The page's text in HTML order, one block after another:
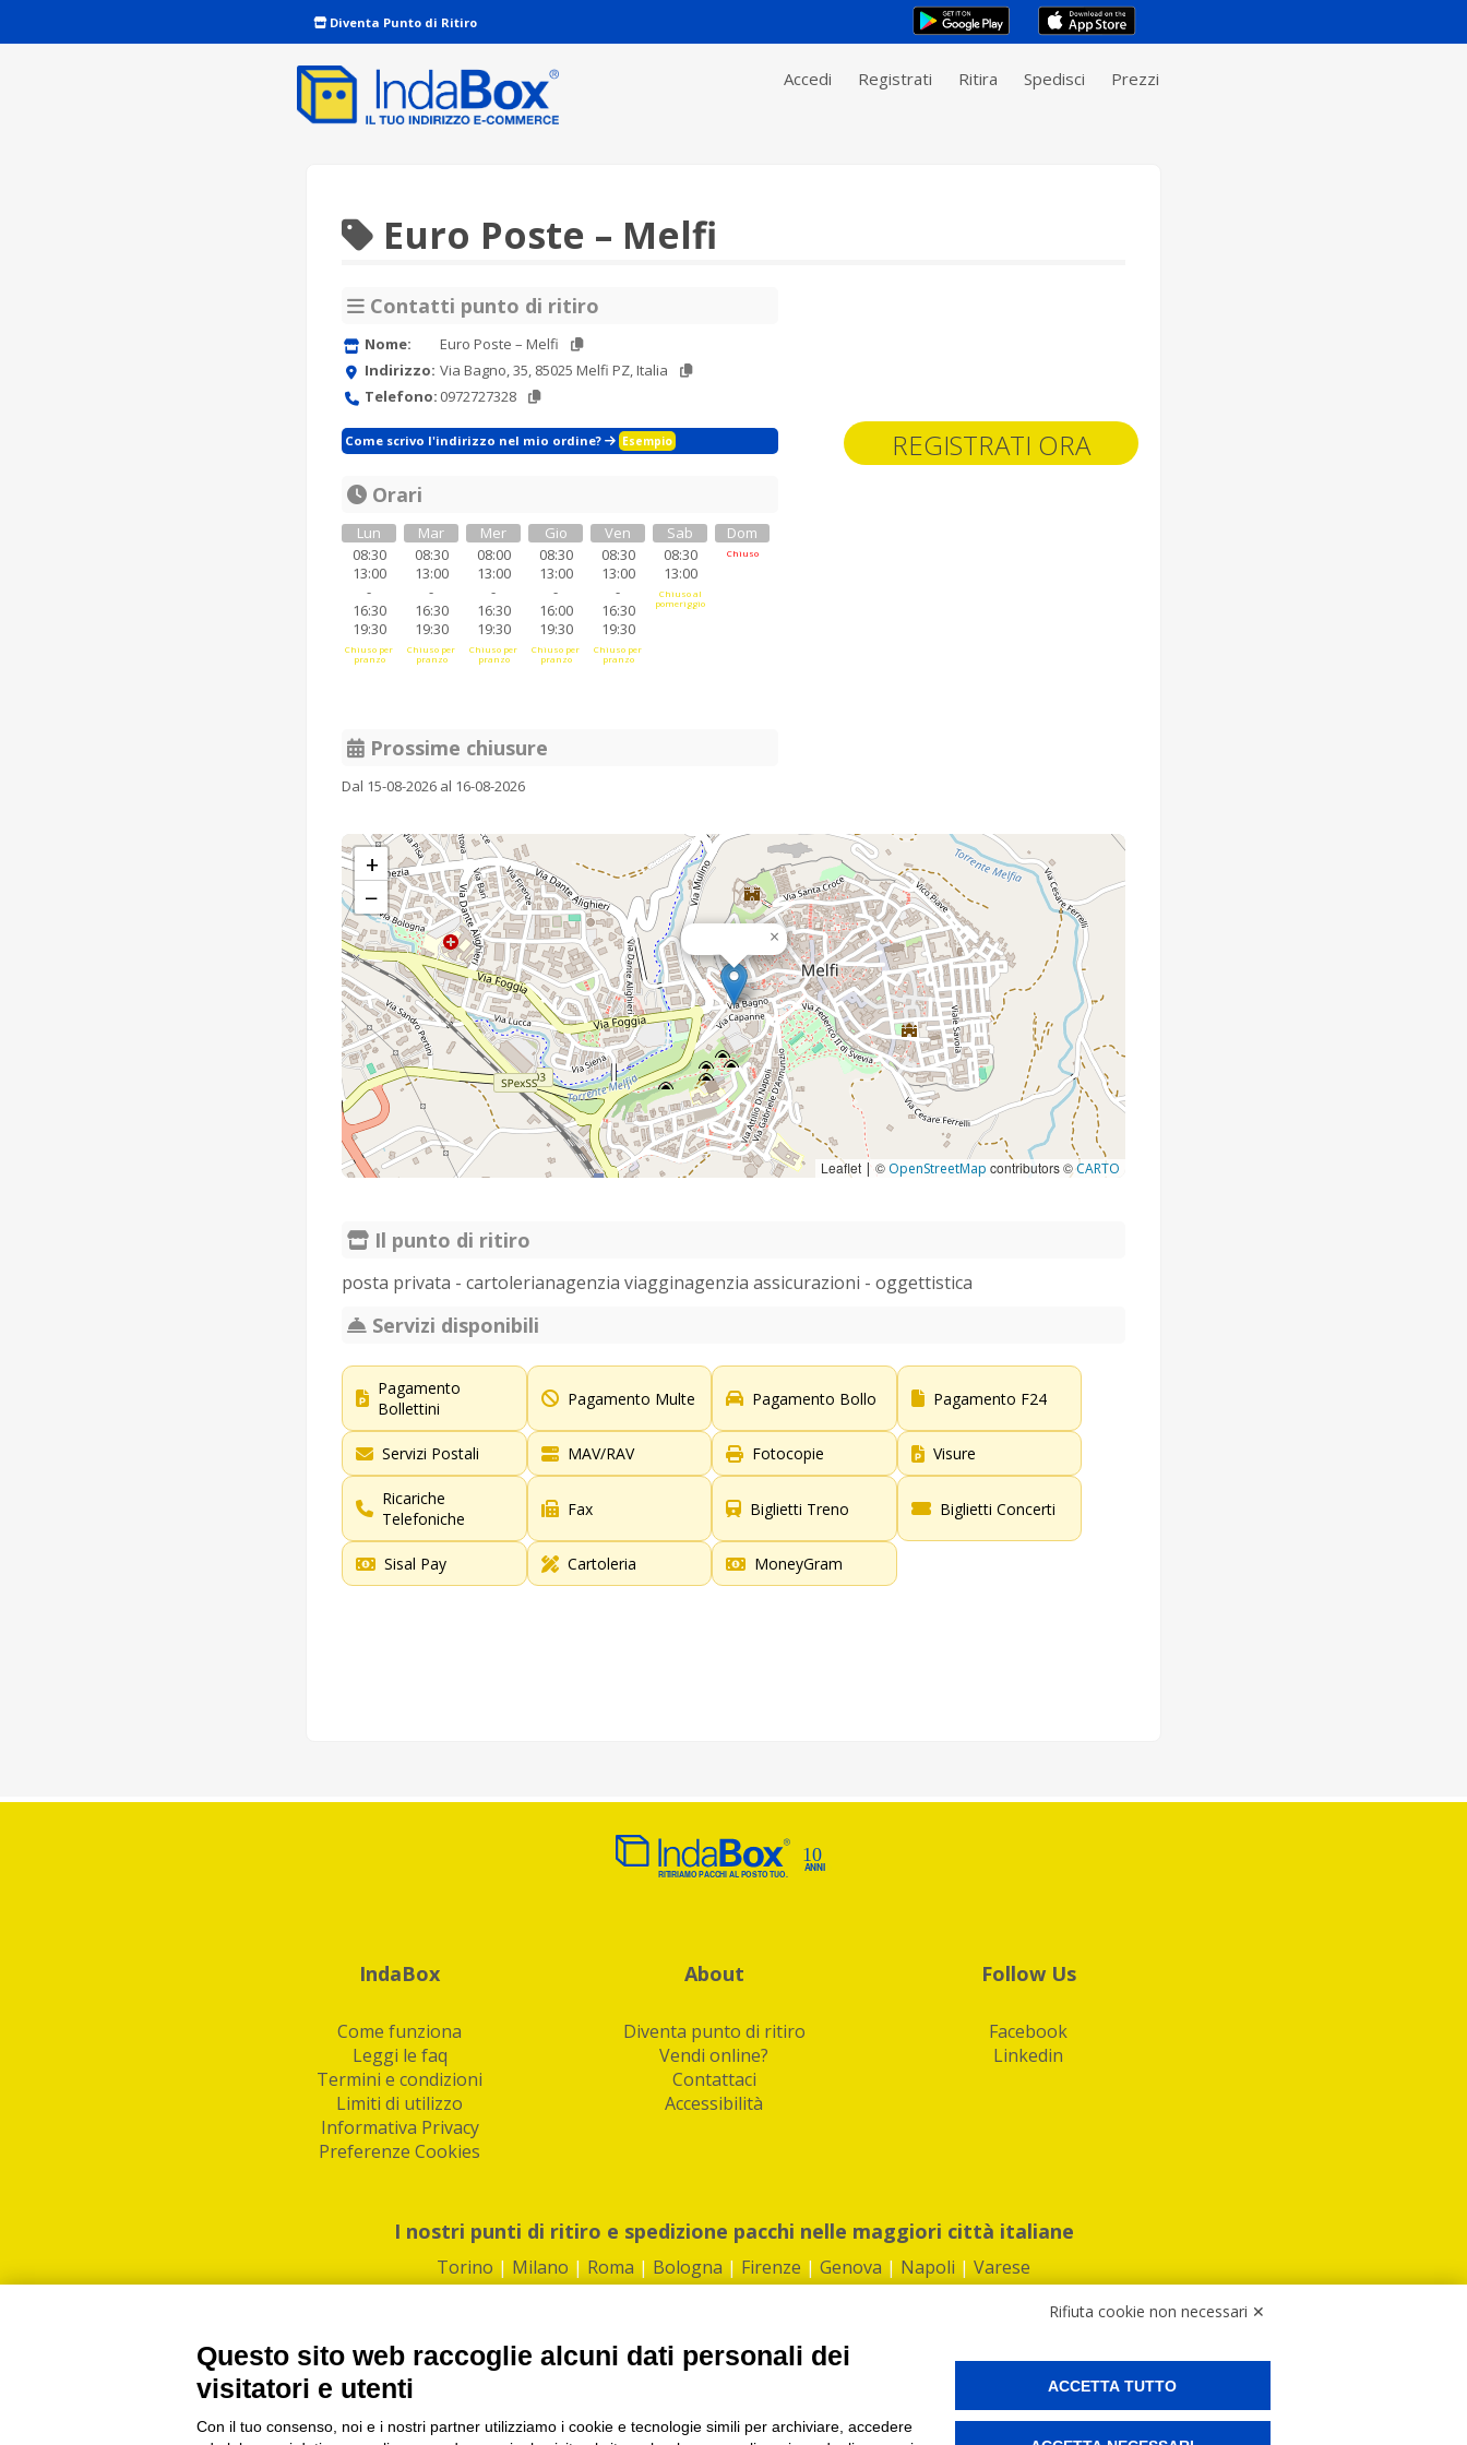
Diventa Punto di Ritiro
Accedi Registrati Ritira Spedisci Prezzi
REGISTRATI ORA
Euro Poste – Melfi
Contatti punto di ritiro
Nome:
Euro Poste – Melfi
Indirizzo: Via Bagno, 35, 85025 Melfi PZ, Italia
Telefono: 0972727328
Come scrivo l'indirizzo nel mio ordine? Esempio
Orari
Lun
08:30
13:00
-
16:30
19:30
Chiuso per
pranzo
Mar
08:30
13:00
-
16:30
19:30
Chiuso per
pranzo
Mer
08:00
13:00
-
16:30
19:30
Chiuso per
pranzo
Gio
08:30
13:00
-
16:00
19:30
Chiuso per
pranzo
Ven
08:30
13:00
-
16:30
19:30
Chiuso per
pranzo
Sab
08:30
13:00
Chiuso al
pomeriggio
Dom
Chiuso
Prossime chiusure
Dal 15-08-2026 al 16-08-2026
×
+
−
Leaflet | © OpenStreetMap contributors ©CARTO
Il punto di ritiro
posta privata - cartolerianagenzia viagginagenzia assicurazioni - oggettistica
Servizi disponibili
Pagamento
Bollettini
Pagamento Multe Pagamento Bollo Pagamento F24
Servizi Postali MAV/RAV Fotocopie Visure
Ricariche
Telefoniche
Fax Biglietti Treno Biglietti Concerti
Sisal Pay Cartoleria MoneyGram
IndaBox
Come funziona
Leggi le faq
Termini e condizioni
Limiti di utilizzo
Informativa Privacy
Preferenze Cookies
About
Diventa punto di ritiro
Vendi online?
Contattaci
Accessibilità
Follow Us
Facebook
Linkedin
I nostri punti di ritiro e spedizione pacchi nelle maggiori città italiane
Torino | Milano | Roma | Bologna | Firenze | Genova | Napoli | Varese
PI/CF/N°Iscr.: 10821360012 | REA: RM 1494760 | Cap.Soc.: 50.000€ |Whistleblowing|Privacy|Preferenze Cookies
Rifiuta cookie non necessari ✕
Questo sito web raccoglie alcuni dati personali dei
visitatori e utenti
Con il tuo consenso, noi e i nostri partner utilizziamo i cookie e tecnologie simili per archiviare, accedere
ACCETTA TUTTO